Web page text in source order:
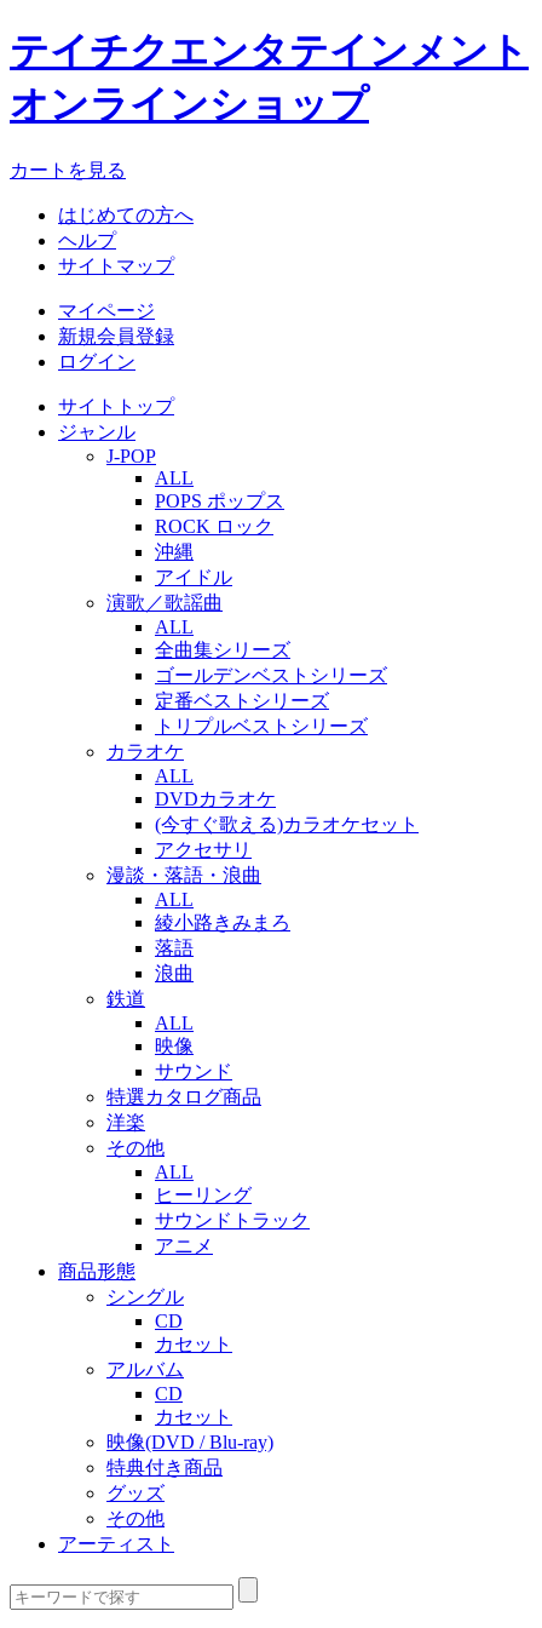
テイチクエンタテインメント
オンラインショップ
カートを見る
はじめての方へ
ヘルプ
サイトマップ
マイページ
新規会員登録
ログイン
サイトトップ
ジャンル
J-POP
ALL
POPS ポップス
ROCK ロック
沖縄
アイドル
演歌／歌謡曲
ALL
全曲集シリーズ
ゴールデンベストシリーズ
定番ベストシリーズ
トリプルベストシリーズ
カラオケ
ALL
DVDカラオケ
(今すぐ歌える)カラオケセット
アクセサリ
漫談・落語・浪曲
ALL
綾小路きみまろ
落語
浪曲
鉄道
ALL
映像
サウンド
特選カタログ商品
洋楽
その他
ALL
ヒーリング
サウンドトラック
アニメ
商品形態
シングル
CD
カセット
アルバム
CD
カセット
映像(DVD / Blu-ray)
特典付き商品
グッズ
その他
アーティスト